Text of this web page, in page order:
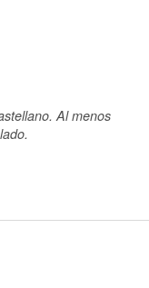
Al menos